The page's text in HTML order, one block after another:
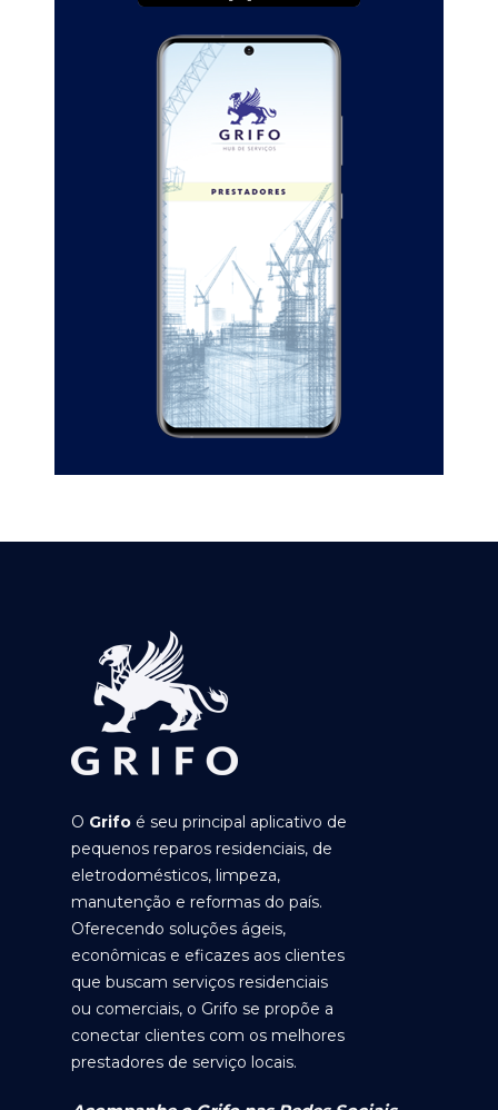
O Grifo é seu principal aplicativo de
pequenos reparos residenciais, de
eletrodomésticos, limpeza,
manutenção e reformas do país.
Oferecendo soluções ágeis,
econômicas e eficazes aos clientes
que buscam serviços residenciais
ou comerciais, o Grifo se propõe a
conectar clientes com os melhores
prestadores de serviço locais.